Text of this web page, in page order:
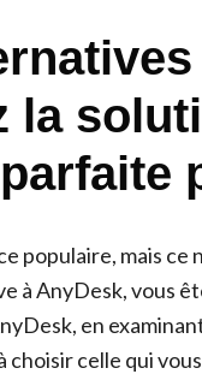
la
populaire, mais ce
à AnyDesk, vous
en
celle qui